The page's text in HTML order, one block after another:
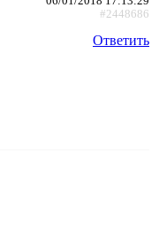
#2448686
Ответить